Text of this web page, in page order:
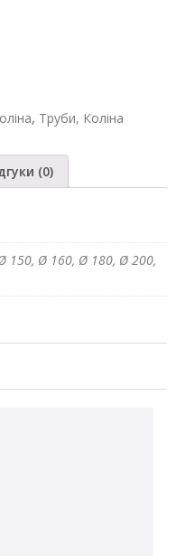
, Труби, Коліна
(0)
150, Ø 160, Ø 180, Ø 200,